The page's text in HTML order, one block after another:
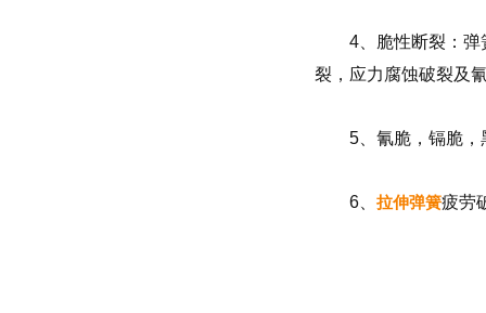
4、脆性断裂：
裂，应力腐蚀破裂及
5、氰脆，镉脆，
6、 拉伸弹簧疲劳